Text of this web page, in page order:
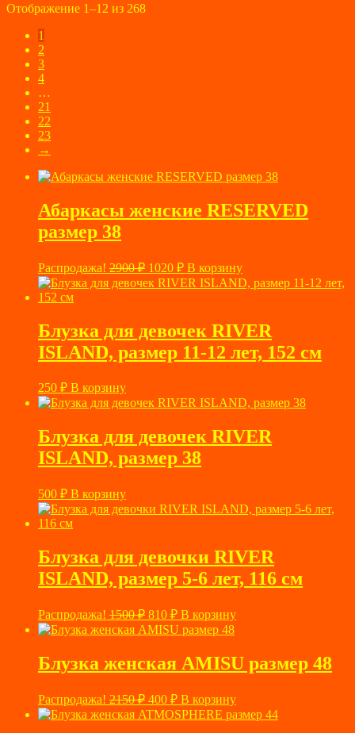
Отображение 1–12 из 268
1
2
3
4
…
21
22
23
→
Абаркасы женские RESERVED
размер 38
Распродажа! 2900₽ Первоначальная
цена
составляла
1020 ₽Текущая
цена:
В корзину
Блузка для девочек RIVER
ISLAND, размер 11-12 лет, 152 см
250 ₽ В корзину
Блузка для девочек RIVER
ISLAND, размер 38
500 ₽ В корзину
Блузка для девочки RIVER
ISLAND, размер 5-6 лет, 116 см
Распродажа! 1500₽ Первоначальная
цена
составляла
1500 ₽.
810 ₽Текущая
цена:
В корзину
Блузка женская AMISU размер 48
Распродажа! 2150₽ Первоначальная
цена
составляла
400 ₽Текущая
цена:
В корзину